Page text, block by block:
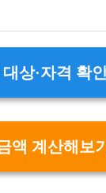
상·자격 확
액 계산해보기